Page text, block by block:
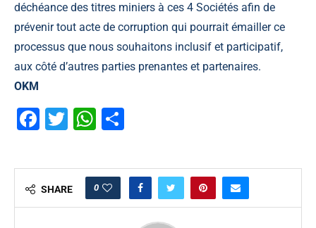
déchéance des titres miniers à ces 4 Sociétés afin de
prévenir tout acte de corruption qui pourrait émailler ce
processus que nous souhaitons inclusif et participatif,
aux côté d’autres parties prenantes et partenaires.
OKM
Facebook
TwitterWhatsApp
SHARE 0